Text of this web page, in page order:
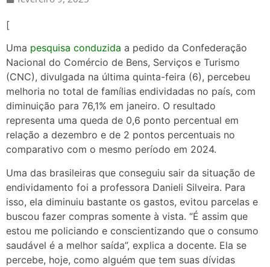
[
Uma pesquisa conduzida a pedido da Confederação
Nacional do Comércio de Bens, Serviços e Turismo
(CNC), divulgada na última quinta-feira (6), percebeu
melhoria no total de famílias endividadas no país, com
diminuição para 76,1% em janeiro. O resultado
representa uma queda de 0,6 ponto percentual em
relação a dezembro e de 2 pontos percentuais no
comparativo com o mesmo período em 2024.
Uma das brasileiras que conseguiu sair da situação de
endividamento foi a professora Danieli Silveira. Para
isso, ela diminuiu bastante os gastos, evitou parcelas e
buscou fazer compras somente à vista. “É assim que
estou me policiando e conscientizando que o consumo
saudável é a melhor saída”, explica a docente. Ela se
percebe, hoje, como alguém que tem suas dívidas